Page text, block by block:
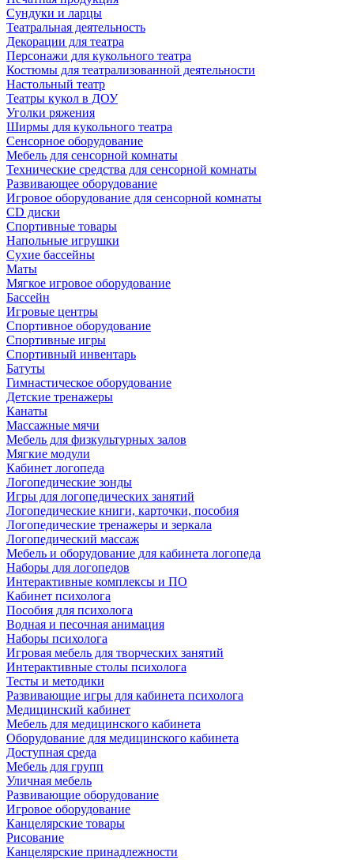
Сундуки и ларцы
Театральная деятельность
Декорации для театра
Персонажи для кукольного театра
Костюмы для театрализованной деятельности
Настольный театр
Театры кукол в ДОУ
Уголки ряжения
Ширмы для кукольного театра
Сенсорное оборудование
Мебель для сенсорной комнаты
Технические средства для сенсорной комнаты
Развивающее оборудование
Игровое оборудование для сенсорной комнаты
CD диски
Спортивные товары
Напольные игрушки
Сухие бассейны
Маты
Мягкое игровое оборудование
Бассейн
Игровые центры
Спортивное оборудование
Спортивные игры
Спортивный инвентарь
Батуты
Гимнастическое оборудование
Детские тренажеры
Канаты
Массажные мячи
Мебель для физкультурных залов
Мягкие модули
Кабинет логопеда
Логопедические зонды
Игры для логопедических занятий
Логопедические книги, карточки, пособия
Логопедические тренажеры и зеркала
Логопедический массаж
Мебель и оборудование для кабинета логопеда
Наборы для логопедов
Интерактивные комплексы и ПО
Кабинет психолога
Пособия для психолога
Водная и песочная анимация
Наборы психолога
Игровая мебель для творческих занятий
Интерактивные столы психолога
Тесты и методики
Развивающие игры для кабинета психолога
Медицинский кабинет
Мебель для медицинского кабинета
Оборудование для медицинского кабинета
Доступная среда
Мебель для групп
Уличная мебель
Развивающие оборудование
Игровое оборудование
Канцелярские товары
Рисование
Канцелярские принадлежности